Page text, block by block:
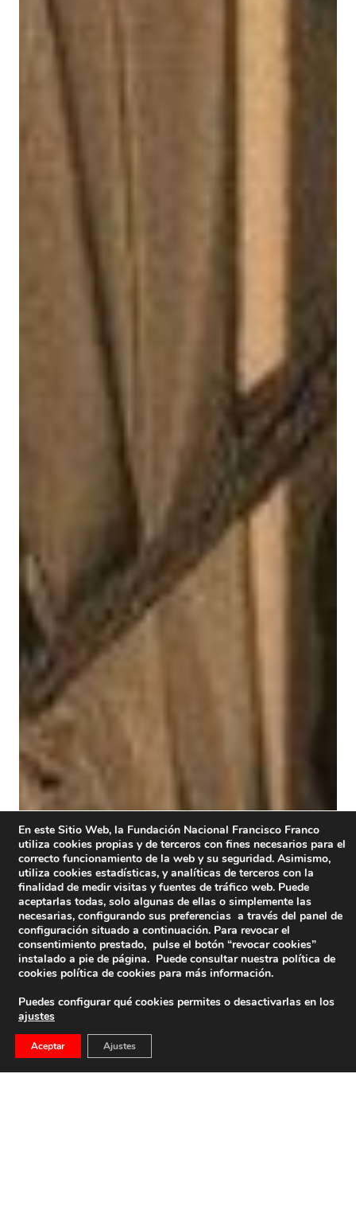
En este Sitio Web, la Fundación Nacional Francisco Franco
utiliza cookies propias y de terceros con fines necesarios para el
correcto funcionamiento de la web y su seguridad. Asimismo,
utiliza cookies estadísticas, y analíticas de terceros con la
finalidad de medir visitas y fuentes de tráfico web. Puede
aceptarlas todas, solo algunas de ellas o simplemente las
necesarias, configurando sus preferencias a través del panel de
configuración situado a continuación. Para revocar el
consentimiento prestado, pulse el botón “revocar cookies”
instalado a pie de página. Puede consultar nuestra política de
cookies política de cookies para más información.
Puedes configurar qué cookies permites o desactivarlas en los
ajustes
Aceptar Ajustes